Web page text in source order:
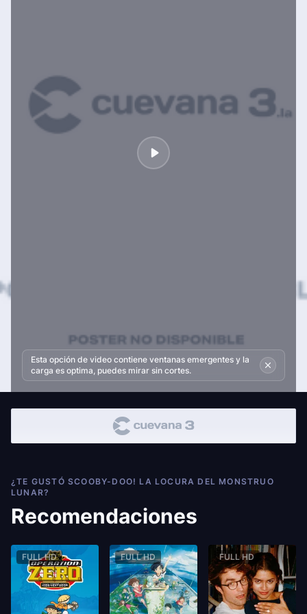
Esta opción de video contiene ventanas emergentes y la
carga es optima, puedes mirar sin cortes.
¿TE GUSTÓ SCOOBY-DOO! LA LOCURA DEL MONSTRUO
LUNAR?
Recomendaciones
FULL HD FULL HD FULL HD